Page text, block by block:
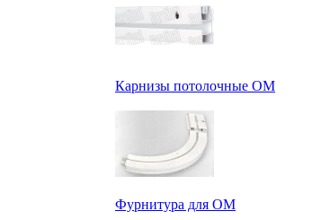
Карнизы потолочные ОМ
Фурнитура для ОМ